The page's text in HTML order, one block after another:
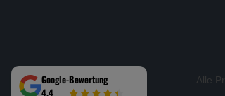
Alle
Google-Bewertung
4,4